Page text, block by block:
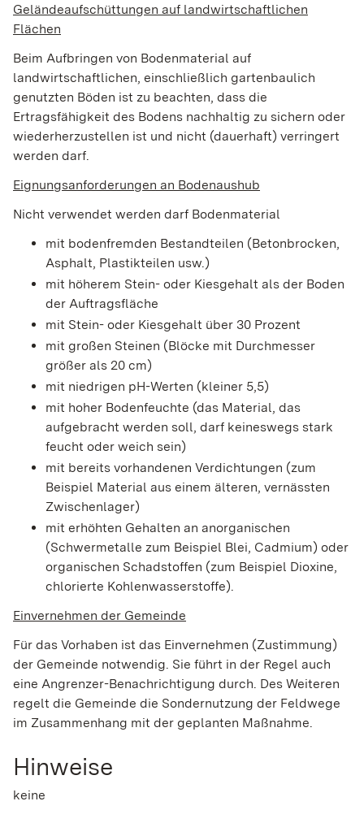
Geländeaufschüttungen auf landwirtschaftlichen
Flächen
Beim Aufbringen von Bodenmaterial auf
landwirtschaftlichen, einschließlich gartenbaulich
genutzten Böden ist zu beachten, dass die
Ertragsfähigkeit des Bodens nachhaltig zu sichern oder
wiederherzustellen ist und nicht (dauerhaft) verringert
werden darf.
Eignungsanforderungen an Bodenaushub
Nicht verwendet werden darf Bodenmaterial
mit bodenfremden Bestandteilen (Betonbrocken,
Asphalt, Plastikteilen usw.)
mit höherem Stein- oder Kiesgehalt als der Boden
der Auftragsfläche
mit Stein- oder Kiesgehalt über 30 Prozent
mit großen Steinen (Blöcke mit Durchmesser
größer als 20 cm)
mit niedrigen pH-Werten (kleiner 5,5)
mit hoher Bodenfeuchte (das Material, das
aufgebracht werden soll, darf keineswegs stark
feucht oder weich sein)
mit bereits vorhandenen Verdichtungen (zum
Beispiel Material aus einem älteren, vernässten
Zwischenlager)
mit erhöhten Gehalten an anorganischen
(Schwermetalle zum Beispiel Blei, Cadmium) oder
organischen Schadstoffen (zum Beispiel Dioxine,
chlorierte Kohlenwasserstoffe).
Einvernehmen der Gemeinde
Für das Vorhaben ist das Einvernehmen (Zustimmung)
der Gemeinde notwendig. Sie führt in der Regel auch
eine Angrenzer-Benachrichtigung durch. Des Weiteren
regelt die Gemeinde die Sondernutzung der Feldwege
im Zusammenhang mit der geplanten Maßnahme.
Hinweise
keine